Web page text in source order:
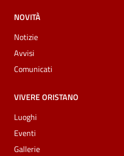
NOVITÀ
Notizie
Avvisi
Comunicati
VIVERE ORISTANO
Luoghi
Eventi
Gallerie